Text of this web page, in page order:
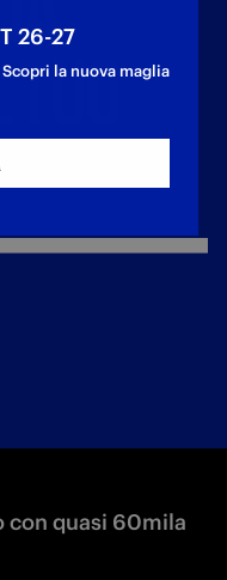
TUO
con quasi 60mila
26-27
la nuova maglia